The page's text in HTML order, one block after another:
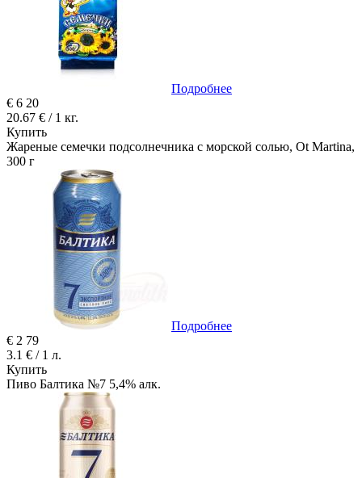
Подробнее
€ 6 20
20.67 € / 1 кг.
Купить
Жареные семечки подсолнечника с морской солью, Ot Martina,
300 г
Подробнее
€ 2 79
3.1 € / 1 л.
Купить
Пиво Балтика №7 5,4% алк.